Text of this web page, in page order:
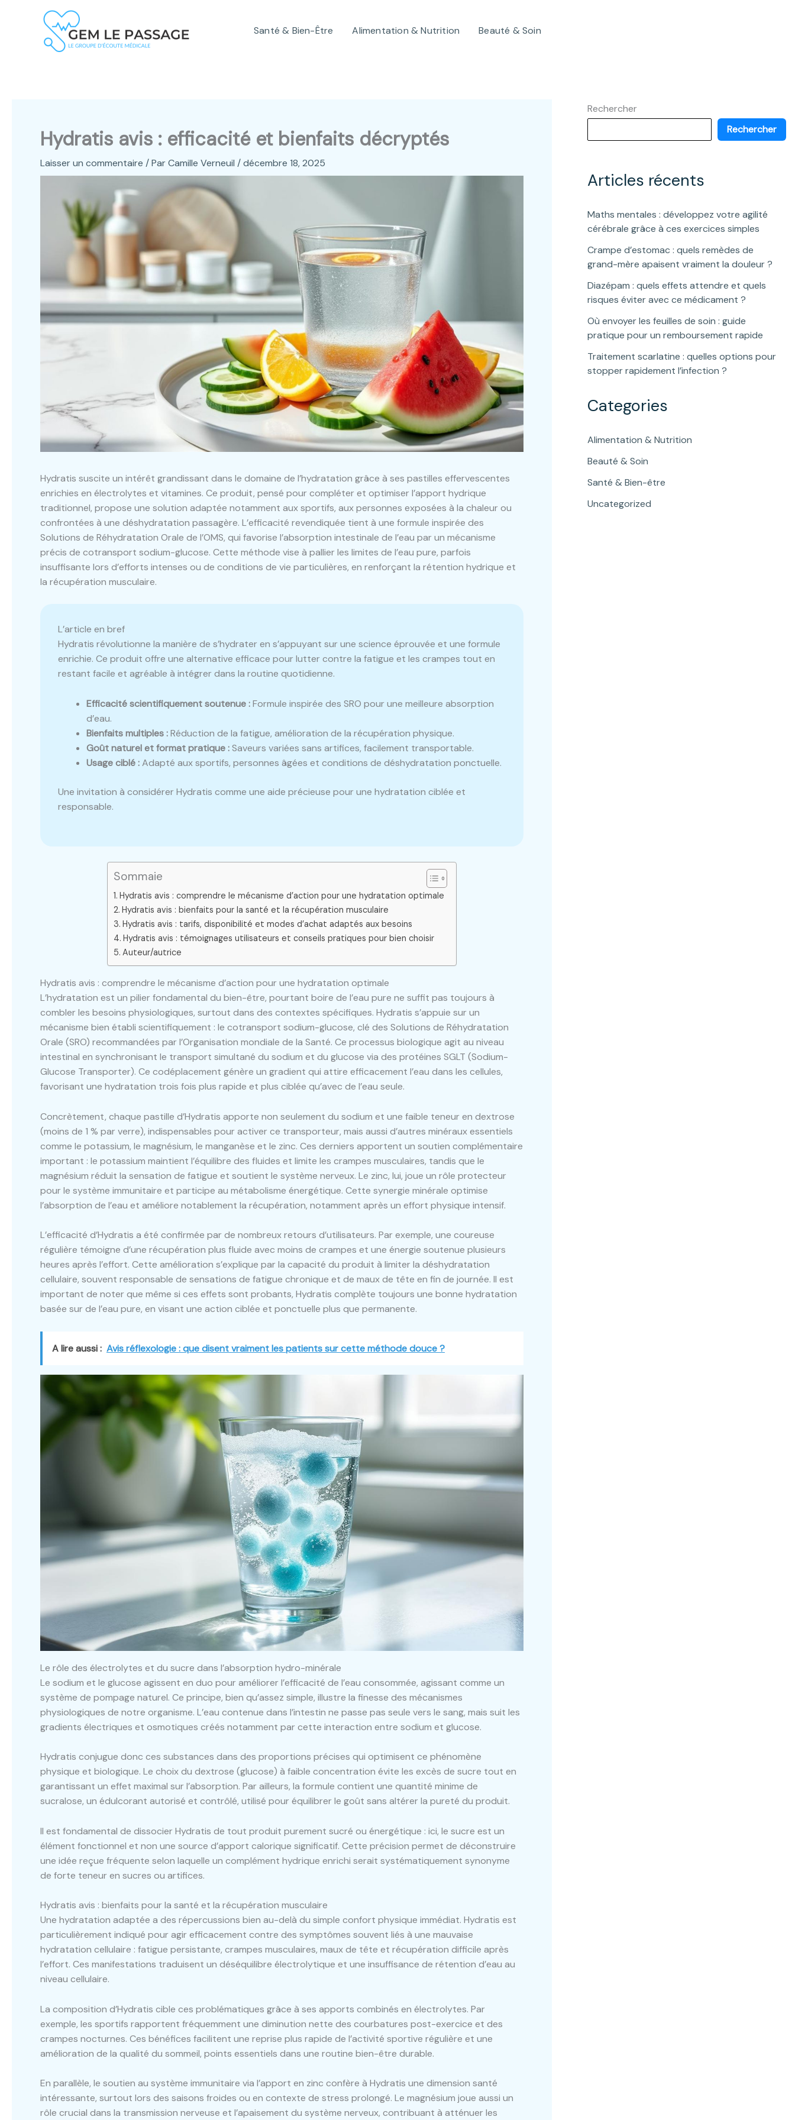
Santé & Bien-Être Alimentation & Nutrition Beauté & Soin
Hydratis avis : efficacité et bienfaits décryptés
Laisser un commentaire / ParCamille Verneuil /décembre 18, 2025
Hydratis suscite un intérêt grandissant dans le domaine de l’hydratation grâce à ses pastilles effervescentes
enrichies en électrolytes et vitamines. Ce produit, pensé pour compléter et optimiser l’apport hydrique
traditionnel, propose une solution adaptée notamment aux sportifs, aux personnes exposées à la chaleur ou
confrontées à une déshydratation passagère. L’efficacité revendiquée tient à une formule inspirée des
Solutions de Réhydratation Orale de l’OMS, qui favorise l’absorption intestinale de l’eau par un mécanisme
précis de cotransport sodium-glucose. Cette méthode vise à pallier les limites de l’eau pure, parfois
insuffisante lors d’efforts intenses ou de conditions de vie particulières, en renforçant la rétention hydrique et
la récupération musculaire.
L’article en bref
Hydratis révolutionne la manière de s’hydrater en s’appuyant sur une science éprouvée et une formule
enrichie. Ce produit offre une alternative efficace pour lutter contre la fatigue et les crampes tout en
restant facile et agréable à intégrer dans la routine quotidienne.
Efficacité scientifiquement soutenue :Formule inspirée des SRO pour une meilleure absorption
d’eau.
Bienfaits multiples :Réduction de la fatigue, amélioration de la récupération physique.
Goût naturel et format pratique :Saveurs variées sans artifices, facilement transportable.
Usage ciblé :Adapté aux sportifs, personnes âgées et conditions de déshydratation ponctuelle.
Une invitation à considérer Hydratis comme une aide précieuse pour une hydratation ciblée et
responsable.
Sommaie
Hydratis avis : comprendre le mécanisme d’action pour une hydratation optimale
Hydratis avis : bienfaits pour la santé et la récupération musculaire
Hydratis avis : tarifs, disponibilité et modes d’achat adaptés aux besoins
Hydratis avis : témoignages utilisateurs et conseils pratiques pour bien choisir
Auteur/autrice
Hydratis avis : comprendre le mécanisme d’action pour une hydratation optimale
L’hydratation est un pilier fondamental du bien-être, pourtant boire de l’eau pure ne suffit pas toujours à
combler les besoins physiologiques, surtout dans des contextes spécifiques. Hydratis s’appuie sur un
mécanisme bien établi scientifiquement : le cotransport sodium-glucose, clé des Solutions de Réhydratation
Orale (SRO) recommandées par l’Organisation mondiale de la Santé. Ce processus biologique agit au niveau
intestinal en synchronisant le transport simultané du sodium et du glucose via des protéines SGLT (Sodium-
Glucose Transporter). Ce codéplacement génère un gradient qui attire efficacement l’eau dans les cellules,
favorisant une hydratation trois fois plus rapide et plus ciblée qu’avec de l’eau seule.
Concrètement, chaque pastille d’Hydratis apporte non seulement du sodium et une faible teneur en dextrose
(moins de 1 % par verre), indispensables pour activer ce transporteur, mais aussi d’autres minéraux essentiels
comme le potassium, le magnésium, le manganèse et le zinc. Ces derniers apportent un soutien complémentaire
important : le potassium maintient l’équilibre des fluides et limite les crampes musculaires, tandis que le
magnésium réduit la sensation de fatigue et soutient le système nerveux. Le zinc, lui, joue un rôle protecteur
pour le système immunitaire et participe au métabolisme énergétique. Cette synergie minérale optimise
l’absorption de l’eau et améliore notablement la récupération, notamment après un effort physique intensif.
L’efficacité d’Hydratis a été confirmée par de nombreux retours d’utilisateurs. Par exemple, une coureuse
régulière témoigne d’une récupération plus fluide avec moins de crampes et une énergie soutenue plusieurs
heures après l’effort. Cette amélioration s’explique par la capacité du produit à limiter la déshydratation
cellulaire, souvent responsable de sensations de fatigue chronique et de maux de tête en fin de journée. Il est
important de noter que même si ces effets sont probants, Hydratis complète toujours une bonne hydratation
basée sur de l’eau pure, en visant une action ciblée et ponctuelle plus que permanente.
A lire aussi : Avis réflexologie : que disent vraiment les patients sur cette méthode douce ?
Le rôle des électrolytes et du sucre dans l’absorption hydro-minérale
Le sodium et le glucose agissent en duo pour améliorer l’efficacité de l’eau consommée, agissant comme un
système de pompage naturel. Ce principe, bien qu’assez simple, illustre la finesse des mécanismes
physiologiques de notre organisme. L’eau contenue dans l’intestin ne passe pas seule vers le sang, mais suit les
gradients électriques et osmotiques créés notamment par cette interaction entre sodium et glucose.
Hydratis conjugue donc ces substances dans des proportions précises qui optimisent ce phénomène
physique et biologique. Le choix du dextrose (glucose) à faible concentration évite les excès de sucre tout en
garantissant un effet maximal sur l’absorption. Par ailleurs, la formule contient une quantité minime de
sucralose, un édulcorant autorisé et contrôlé, utilisé pour équilibrer le goût sans altérer la pureté du produit.
Il est fondamental de dissocier Hydratis de tout produit purement sucré ou énergétique : ici, le sucre est un
élément fonctionnel et non une source d’apport calorique significatif. Cette précision permet de déconstruire
une idée reçue fréquente selon laquelle un complément hydrique enrichi serait systématiquement synonyme
de forte teneur en sucres ou artifices.
Hydratis avis : bienfaits pour la santé et la récupération musculaire
Une hydratation adaptée a des répercussions bien au-delà du simple confort physique immédiat. Hydratis est
particulièrement indiqué pour agir efficacement contre des symptômes souvent liés à une mauvaise
hydratation cellulaire : fatigue persistante, crampes musculaires, maux de tête et récupération difficile après
l’effort. Ces manifestations traduisent un déséquilibre électrolytique et une insuffisance de rétention d’eau au
niveau cellulaire.
La composition d’Hydratis cible ces problématiques grâce à ses apports combinés en électrolytes. Par
exemple, les sportifs rapportent fréquemment une diminution nette des courbatures post-exercice et des
crampes nocturnes. Ces bénéfices facilitent une reprise plus rapide de l’activité sportive régulière et une
amélioration de la qualité du sommeil, points essentiels dans une routine bien-être durable.
En parallèle, le soutien au système immunitaire via l’apport en zinc confère à Hydratis une dimension santé
intéressante, surtout lors des saisons froides ou en contexte de stress prolongé. Le magnésium joue aussi un
rôle crucial dans la transmission nerveuse et l’apaisement du système nerveux, contribuant à atténuer les
Rechercher
Rechercher
Articles récents
Maths mentales : développez votre agilité
cérébrale grâce à ces exercices simples
Crampe d’estomac : quels remèdes de
grand-mère apaisent vraiment la douleur ?
Diazépam : quels effets attendre et quels
risques éviter avec ce médicament ?
Où envoyer les feuilles de soin : guide
pratique pour un remboursement rapide
Traitement scarlatine : quelles options pour
stopper rapidement l’infection ?
Categories
Alimentation & Nutrition
Beauté & Soin
Santé & Bien-être
Uncategorized